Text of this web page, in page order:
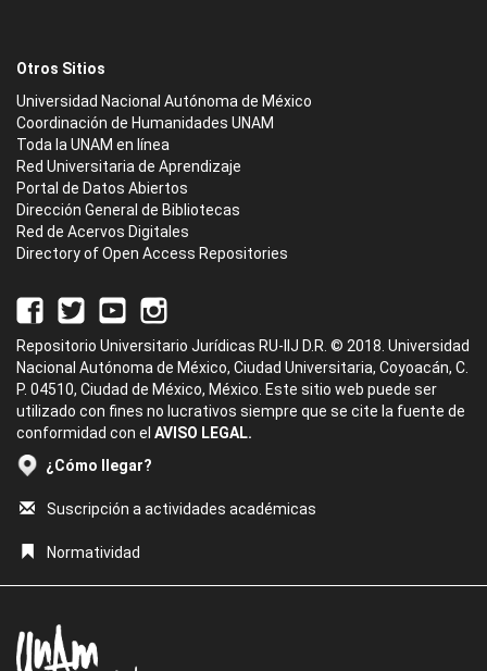
Otros Sitios
Universidad Nacional Autónoma de México
Coordinación de Humanidades UNAM
Toda la UNAM en línea
Red Universitaria de Aprendizaje
Portal de Datos Abiertos
Dirección General de Bibliotecas
Red de Acervos Digitales
Directory of Open Access Repositories
Repositorio Universitario Jurídicas RU-IIJ D.R. © 2018. Universidad
Nacional Autónoma de México, Ciudad Universitaria, Coyoacán, C.
P. 04510, Ciudad de México, México. Este sitio web puede ser
utilizado con fines no lucrativos siempre que se cite la fuente de
conformidad con el AVISO LEGAL.
¿Cómo llegar?
Suscripción a actividades académicas
Normatividad